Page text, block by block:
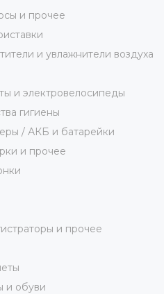
и прочее
и увлажнители воздуха
и электровелосипеды
гигиены
/ АКБ и батарейки
и прочее
и прочее
и обуви